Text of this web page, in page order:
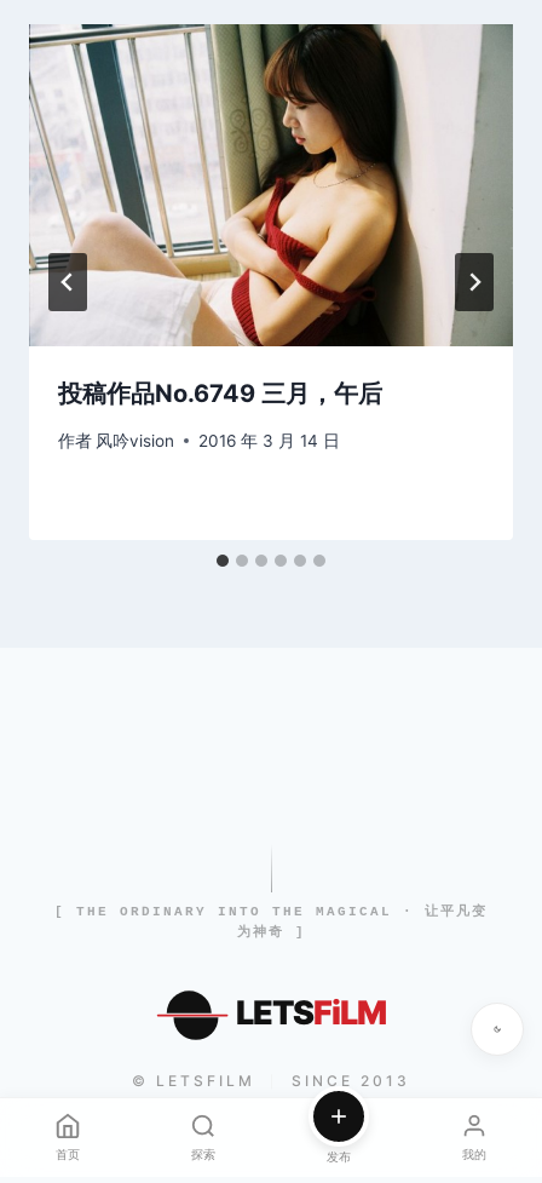
投稿作品No.6749 三月，午后
作者 风吟vision 2016 年 3 月 14 日
[ THE ORDINARY INTO THE MAGICAL · 让平凡变
为神奇 ]
LETSFiLM
© LETSFILM SINCE 2013
首页 探索 发布 我的